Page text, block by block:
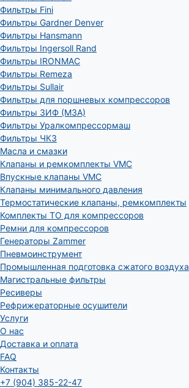
Фильтры Fini
Фильтры Gardner Denver
Фильтры Hansmann
Фильтры Ingersoll Rand
Фильтры IRONMAC
Фильтры Remeza
Фильтры Sullair
Фильтры для поршневых компрессоров
Фильтры ЗИФ (МЗА)
Фильтры Уралкомпрессормаш
Фильтры ЧКЗ
Масла и смазки
Клапаны и ремкомплекты VMC
Впускные клапаны VMC
Клапаны минимального давления
Термостатические клапаны, ремкомплекты
Комплекты ТО для компрессоров
Ремни для компрессоров
Генераторы Zammer
Пневмоинструмент
Промышленная подготовка сжатого воздуха
Магистральные фильтры
Ресиверы
Рефрижераторные осушители
Услуги
О нас
Доставка и оплата
FAQ
Контакты
+7 (904) 385-22-47